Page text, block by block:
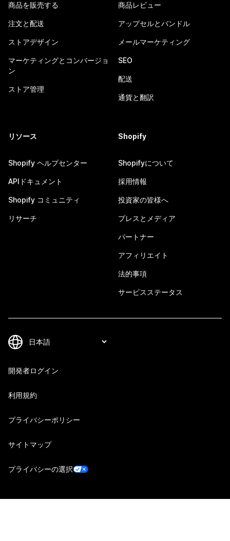
商品を販売する
注文と配送
ストアデザイン
マーケティングとコンバージョ
ン
ストア管理
商品レビュー
アップセルとバンドル
メールマーケティング
SEO
配送
通貨と翻訳
リソース
Shopify ヘルプセンター
APIドキュメント
Shopify コミュニティ
リサーチ
Shopify
Shopifyについて
採用情報
投資家の皆様へ
プレスとメディア
パートナー
アフィリエイト
法的事項
サービスステータス
開発者ログイン
利用規約
プライバシーポリシー
サイトマップ
プライバシーの選択